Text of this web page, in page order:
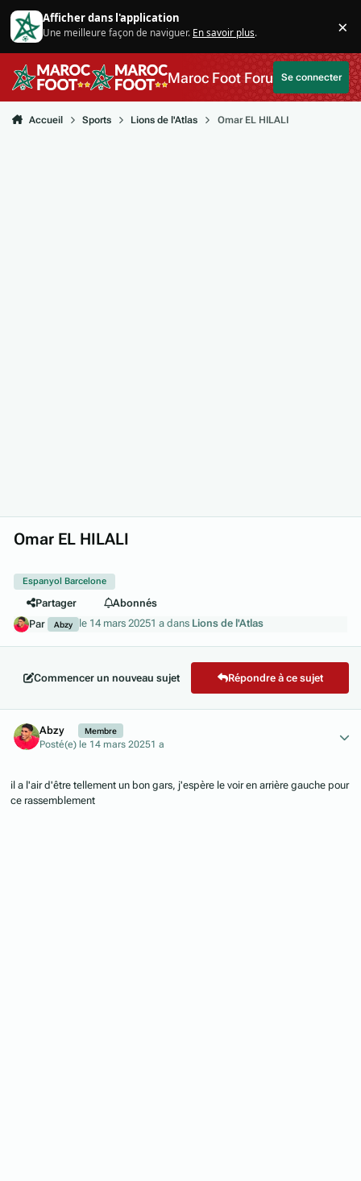
Aller au contenu
Afficher dans l'application
Une meilleure façon de naviguer. En savoir plus. ×
Maroc Foot ForumSe connecter
Accueil Sports Lions de l'Atlas Omar EL HILALI
Omar EL HILALI
Espanyol Barcelone
Partager
Abonnés
Par
Abzy le 14 mars 20251 a dans Lions de l'Atlas
Commencer un nouveau sujet Répondre à ce sujet
Abzy Membre
Posté(e) le 14 mars 20251 a
il a l'air d'être tellement un bon gars, j'espère le voir en arrière gauche pour
ce rassemblement